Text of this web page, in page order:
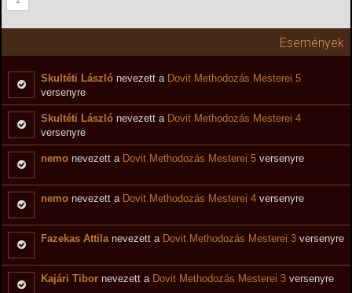
Események
Skultéti László nevezett a Dovit Methodozás Mesterei 5
versenyre
Skultéti László nevezett a Dovit Methodozás Mesterei 4
versenyre
nemo nevezett a Dovit Methodozás Mesterei 5 versenyre
nemo nevezett a Dovit Methodozás Mesterei 4 versenyre
Fazekas Attilanevezett a Dovit Methodozás Mesterei 3 versenyre
Kajári Tibor nevezett a Dovit Methodozás Mesterei 3 versenyre